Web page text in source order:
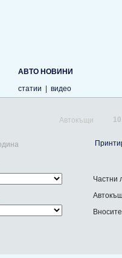
АВТО НОВИНИ
статии
видео
Автокъщи
Частни